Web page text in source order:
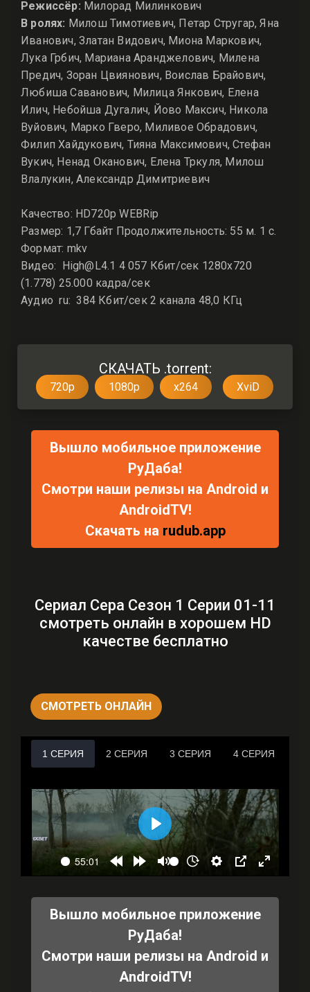
Режиссёр: Милорад Милинкович
В ролях: Милош Тимотиевич, Петар Стругар, Яна
Иванович, Златан Видович, Миона Маркович,
Лука Грбич, Мариана Аранджелович, Милена
Предич, Зоран Цвиянович, Воислав Брайович,
Любиша Саванович, Милица Янкович, Елена
Илич, Небойша Дугалич, Йово Максич, Никола
Вуйович, Марко Гверо, Миливое Обрадович,
Филип Хайдукович, Тияна Максимович, Стефан
Вукич, Ненад Оканович, Елена Тркуля, Милош
Влалукин, Александр Димитриевич
Качество: HD720p WEBRip
Размер: 1,7 Гбайт Продолжительность: 55 м. 1 с.
Формат: mkv
Видео: High@L4.1 4 057 Кбит/сек 1280x720
(1.778) 25.000 кадра/сек
Аудио ru: 384 Кбит/сек 2 канала 48,0 КГц
СКАЧАТЬ .torrent:
720p 1080p x264 XviD
Вышло мобильное приложение
РуДаба!
Смотри наши релизы на Android и
AndroidTV!
Скачать на rudub.app
Сериал Сера Сезон 1 Серии 01-11
смотреть онлайн в хорошем HD
качестве бесплатно
СМОТРЕТЬ ОНЛАЙН
Вышло мобильное приложение
РуДаба!
Смотри наши релизы на Android и
AndroidTV!